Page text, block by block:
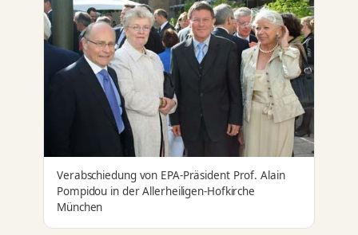
Verabschiedung von EPA-Präsident Prof. Alain
Pompidou in der Allerheiligen-Hofkirche
München